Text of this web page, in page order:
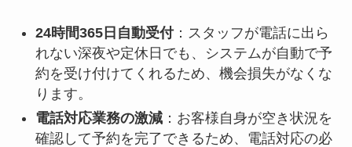
24時間365日自動受付：スタッフが電話に出ら
れない深夜や定休日でも、システムが自動で予
約を受け付けてくれるため、機会損失がなくな
ります。
電話対応業務の激減：お客様自身が空き状況を
確認して予約を完了できるため、電話対応の必